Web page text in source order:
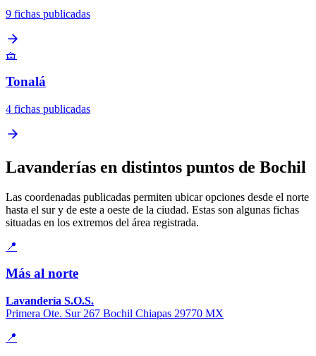
9 fichas publicadas
🧺
Tonalá
4 fichas publicadas
Lavanderías en distintos puntos de Bochil
Las coordenadas publicadas permiten ubicar opciones desde el norte
hasta el sur y de este a oeste de la ciudad. Estas son algunas fichas
situadas en los extremos del área registrada.
📍
Más al norte
Lavandería S.O.S.
Primera Ote. Sur 267 Bochil Chiapas 29770 MX
📍